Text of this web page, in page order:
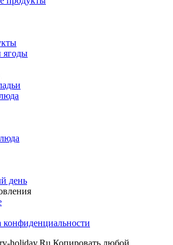
ягоды
день
holiday.Ru Копировать любой